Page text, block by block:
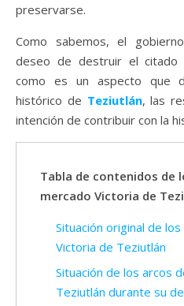
preservarse.
Como sabemos, el
deseo de destruir el citado
como es un aspecto que
histórico de Teziutlán, las
intención de contribuir con la
Tabla de contenidos de
mercado Victoria de
Situación original de
Victoria de Teziutlán
Situación de los arcos
Teziutlán durante su